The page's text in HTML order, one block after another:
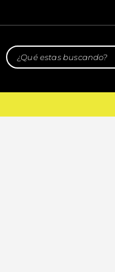
¿Qué estas buscando?